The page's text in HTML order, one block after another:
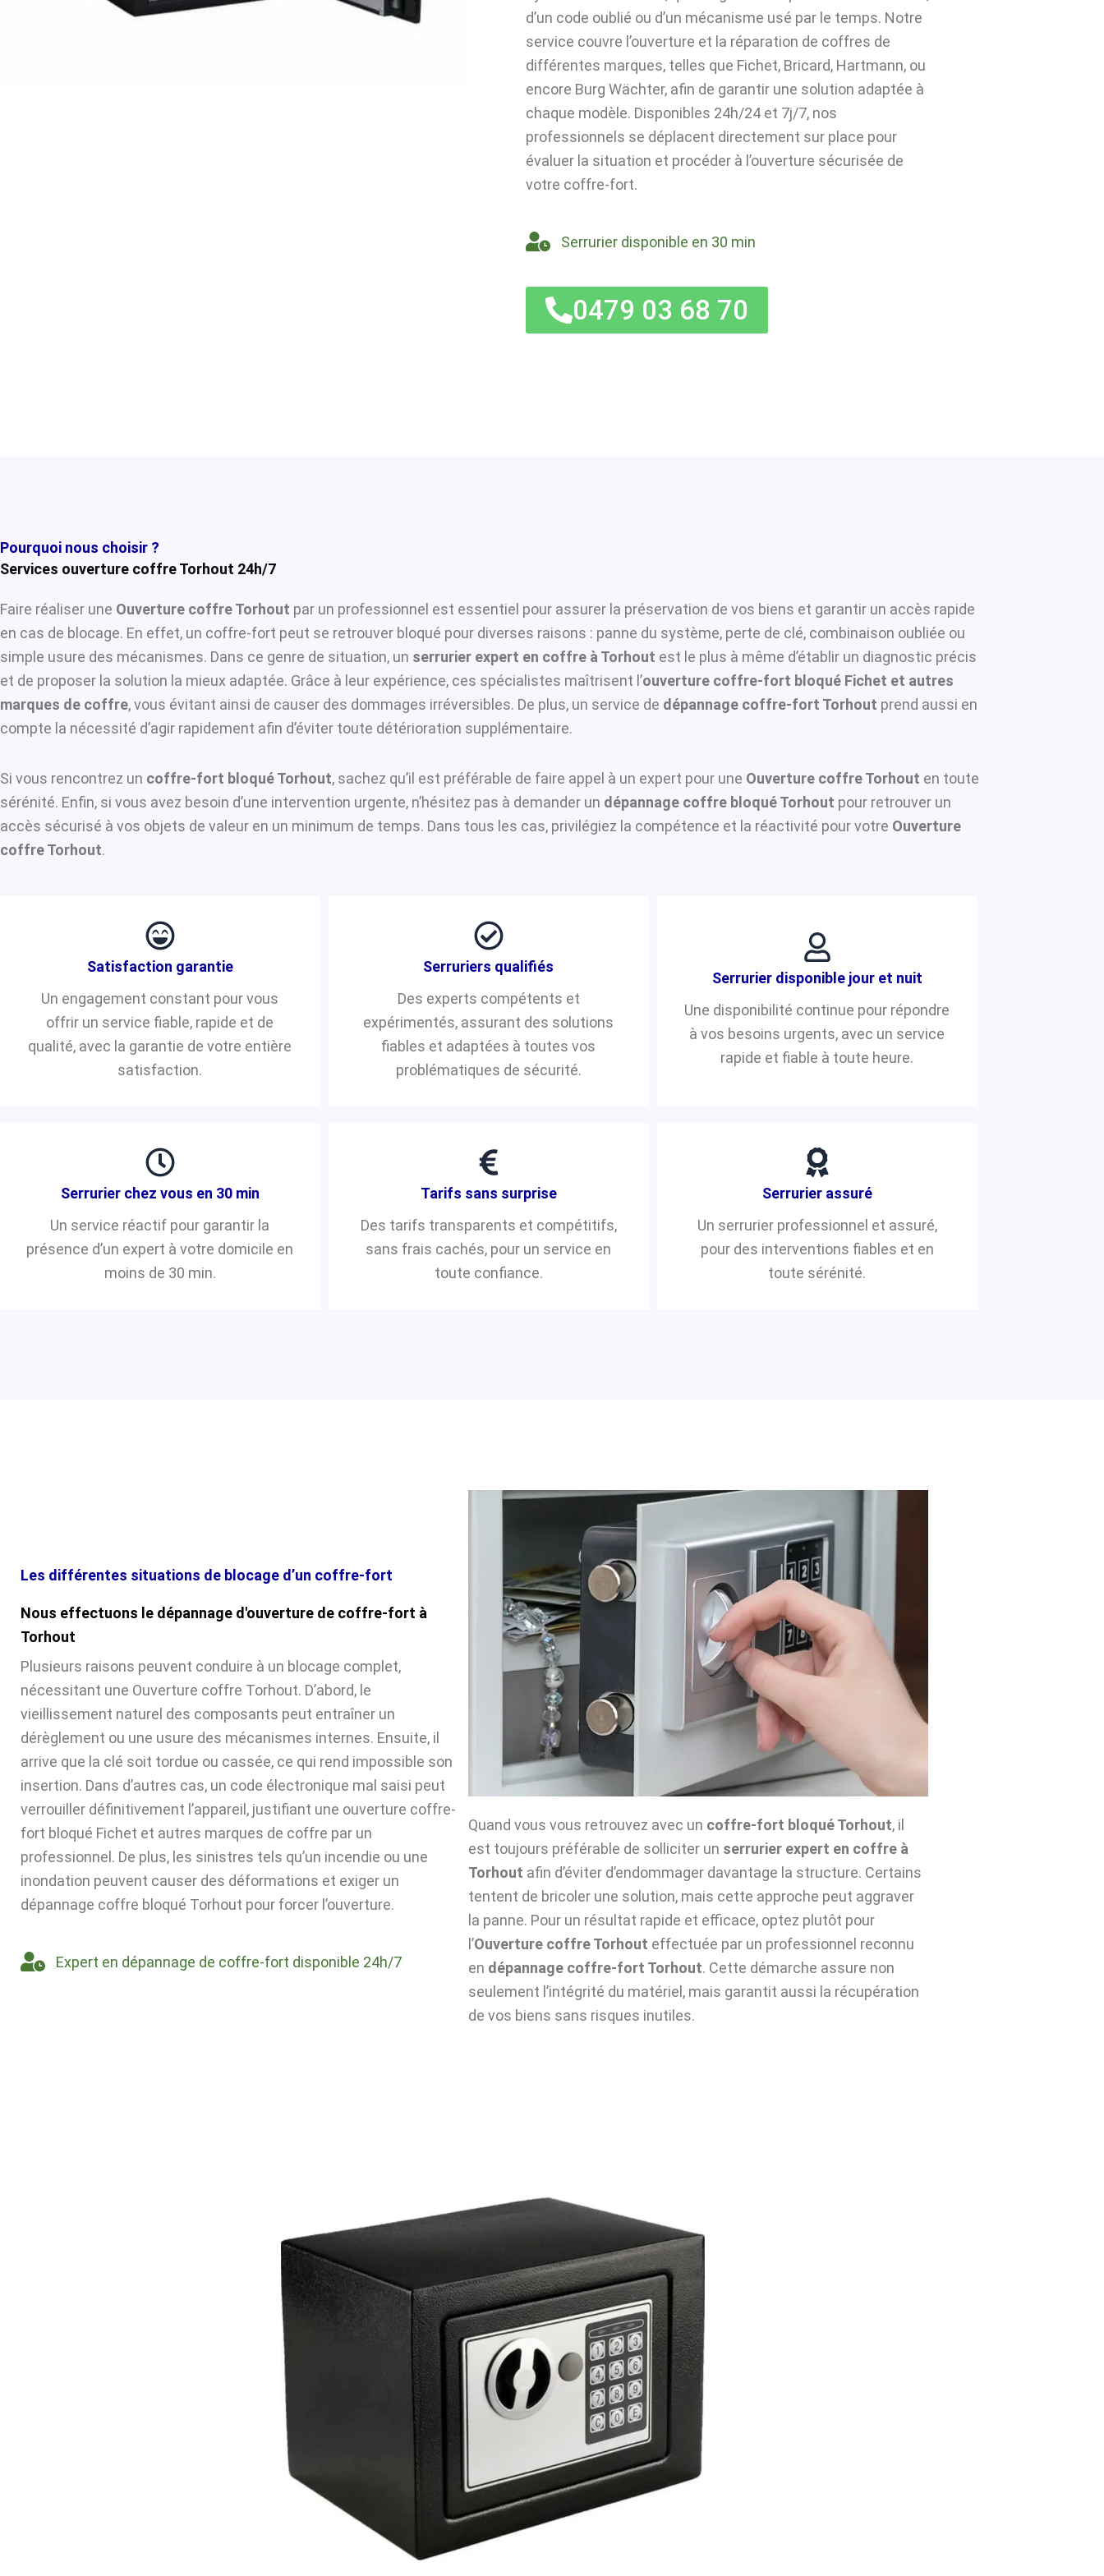
d’un code oublié ou d’un mécanisme usé par le temps. Notre
service couvre l’ouverture et la réparation de coffres de
différentes marques, telles que Fichet, Bricard, Hartmann, ou
encore Burg Wächter, afin de garantir une solution adaptée à
chaque modèle. Disponibles 24h/24 et 7j/7, nos
professionnels se déplacent directement sur place pour
évaluer la situation et procéder à l’ouverture sécurisée de
votre coffre-fort.
Serrurier disponible en 30 min
0479 03 68 70
Pourquoi nous choisir ?
Services ouverture coffre Torhout 24h/7
Faire réaliser une Ouverture coffre Torhout par un professionnel est essentiel pour assurer la préservation de vos biens et garantir un accès rapide
en cas de blocage. En effet, un coffre-fort peut se retrouver bloqué pour diverses raisons : panne du système, perte de clé, combinaison oubliée ou
simple usure des mécanismes. Dans ce genre de situation, un serrurier expert en coffre à Torhout est le plus à même d’établir un diagnostic précis
et de proposer la solution la mieux adaptée. Grâce à leur expérience, ces spécialistes maîtrisent l’ouverture coffre-fort bloqué Fichet et autres
marques de coffre, vous évitant ainsi de causer des dommages irréversibles. De plus, un service de dépannage coffre-fort Torhout prend aussi en
compte la nécessité d’agir rapidement afin d’éviter toute détérioration supplémentaire.
Si vous rencontrez un coffre-fort bloqué Torhout, sachez qu’il est préférable de faire appel à un expert pour une Ouverture coffre Torhout en toute
sérénité. Enfin, si vous avez besoin d’une intervention urgente, n’hésitez pas à demander un dépannage coffre bloqué Torhout pour retrouver un
accès sécurisé à vos objets de valeur en un minimum de temps. Dans tous les cas, privilégiez la compétence et la réactivité pour votre Ouverture
coffre Torhout.
Satisfaction garantie
Un engagement constant pour vous
offrir un service fiable, rapide et de
qualité, avec la garantie de votre entière
satisfaction.
Serruriers qualifiés
Des experts compétents et
expérimentés, assurant des solutions
fiables et adaptées à toutes vos
problématiques de sécurité.
Serrurier disponible jour et nuit
Une disponibilité continue pour répondre
à vos besoins urgents, avec un service
rapide et fiable à toute heure.
Serrurier chez vous en 30 min
Un service réactif pour garantir la
présence d’un expert à votre domicile en
moins de 30 min.
Tarifs sans surprise
Des tarifs transparents et compétitifs,
sans frais cachés, pour un service en
toute confiance.
Serrurier assuré
Un serrurier professionnel et assuré,
pour des interventions fiables et en
toute sérénité.
Les différentes situations de blocage d’un coffre-fort
Nous effectuons le dépannage d'ouverture de coffre-fort à
Torhout
Plusieurs raisons peuvent conduire à un blocage complet,
nécessitant une Ouverture coffre Torhout. D’abord, le
vieillissement naturel des composants peut entraîner un
dérèglement ou une usure des mécanismes internes. Ensuite, il
arrive que la clé soit tordue ou cassée, ce qui rend impossible son
insertion. Dans d’autres cas, un code électronique mal saisi peut
verrouiller définitivement l’appareil, justifiant une ouverture coffre-
fort bloqué Fichet et autres marques de coffre par un
professionnel. De plus, les sinistres tels qu’un incendie ou une
inondation peuvent causer des déformations et exiger un
dépannage coffre bloqué Torhout pour forcer l’ouverture.
Expert en dépannage de coffre-fort disponible 24h/7
Quand vous vous retrouvez avec un coffre-fort bloqué Torhout, il
est toujours préférable de solliciter un serrurier expert en coffre à
Torhout afin d’éviter d’endommager davantage la structure. Certains
tentent de bricoler une solution, mais cette approche peut aggraver
la panne. Pour un résultat rapide et efficace, optez plutôt pour
l’Ouverture coffre Torhout effectuée par un professionnel reconnu
en dépannage coffre-fort Torhout. Cette démarche assure non
seulement l’intégrité du matériel, mais garantit aussi la récupération
de vos biens sans risques inutiles.